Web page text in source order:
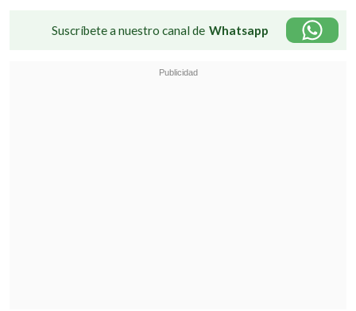
Suscríbete a nuestro canal de Whatsapp